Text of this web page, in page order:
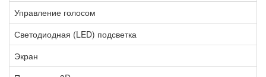
Управление голосом
Светодиодная (LED) подсветка
Экран